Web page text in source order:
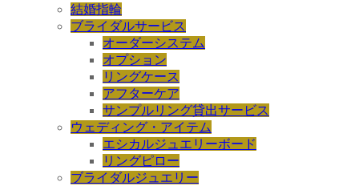
結婚指輪
ブライダルサービス
オーダーシステム
オプション
リングケース
アフターケア
サンプルリング貸出サービス
ウェディング・アイテム
エシカルジュエリーボード
リングピロー
ブライダルジュエリー